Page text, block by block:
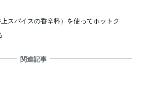
スパイスの香辛料）を使ってホットク
関連記事